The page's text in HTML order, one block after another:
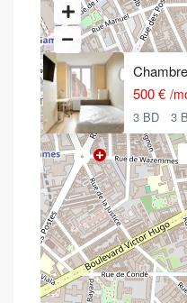
500 € /
3 BD 3